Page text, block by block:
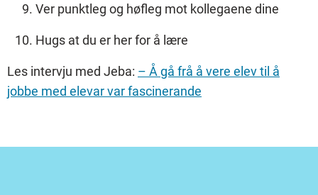
Ver punktleg og høfleg mot kollegaene dine
Hugs at du er her for å lære
Les intervju med Jeba: – Å gå frå å vere elev til å
jobbe med elevar var fascinerande